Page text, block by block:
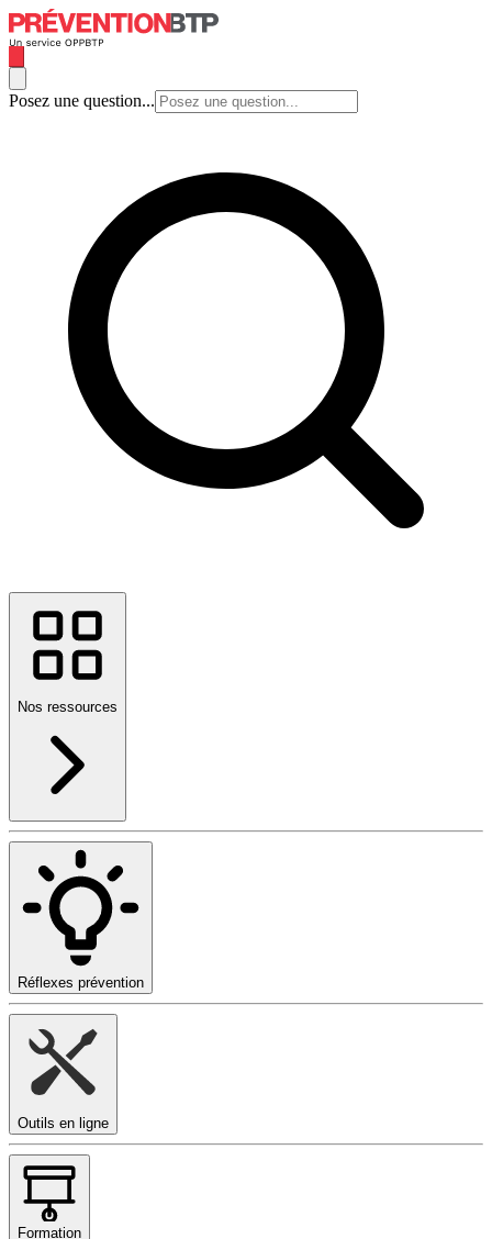
Posez une question...
Nos ressources
Réflexes prévention
Outils en ligne
Formation